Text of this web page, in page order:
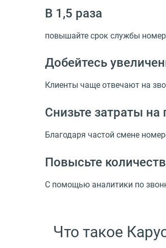
В 1,5 раза
повышайте срок службы номер
Добейтесь
Клиенты чаще отвечают на
Снизьте затраты
Благодаря частой смене
Повысьте
С помощью аналитики по
Что такое